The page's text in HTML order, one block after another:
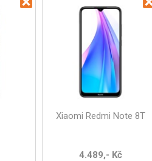
Xiaomi Redmi Note 8T
4.489,- Kč